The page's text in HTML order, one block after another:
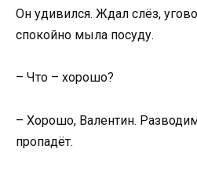
Он удивился. Ждал слёз,
спокойно мыла посуду.
– Что – хорошо?
– Хорошо, Валентин.
пропадёт.